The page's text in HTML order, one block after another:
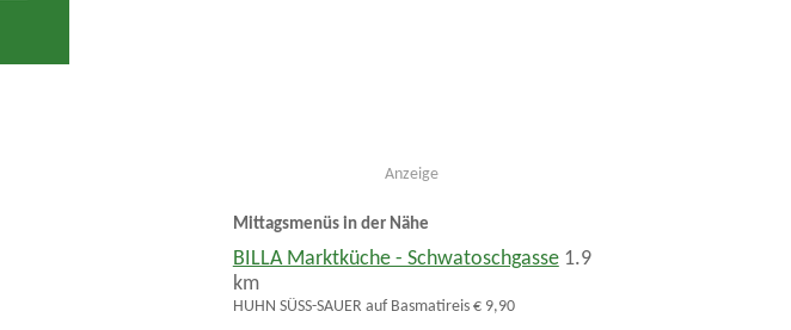
Anzeige
Mittagsmenüs in der Nähe
BILLA Marktküche - Schwatoschgasse 1.9
km
HUHN SÜSS-SAUER auf Basmatireis € 9,90